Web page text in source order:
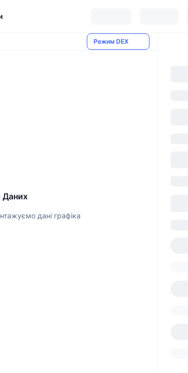
Режим DEX
Даних
дані графіка